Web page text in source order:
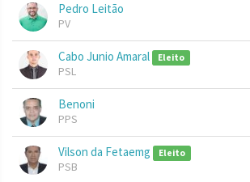
Pedro Leitão
PV
Cabo Junio Amaral Eleito
PSL
Benoni
PPS
Vilson da Fetaemg Eleito
PSB